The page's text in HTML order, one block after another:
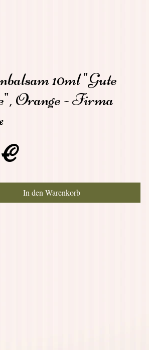
10ml "Gute
Orange - Firma
€Preis
In den Warenkorb